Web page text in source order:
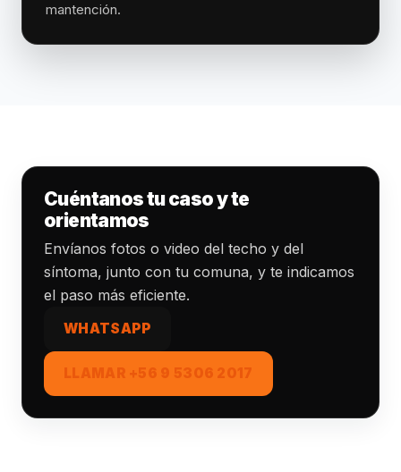
mantención.
Cuéntanos tu caso y te
orientamos
Envíanos fotos o video del techo y del
síntoma, junto con tu comuna, y te indicamos
el paso más eficiente.
WHATSAPP
LLAMAR +56 9 5306 2017